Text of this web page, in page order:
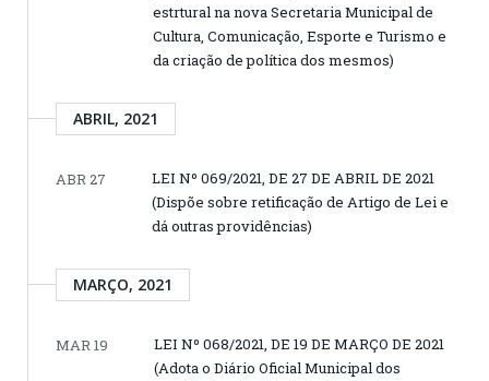
estrtural na nova Secretaria Municipal de
Cultura, Comunicação, Esporte e Turismo e
da criação de política dos mesmos)
ABRIL, 2021
ABR 27
LEI Nº 069/2021, DE 27 DE ABRIL DE 2021
(Dispõe sobre retificação de Artigo de Lei e
dá outras providências)
MARÇO, 2021
MAR 19
LEI Nº 068/2021, DE 19 DE MARÇO DE 2021
(Adota o Diário Oficial Municipal dos